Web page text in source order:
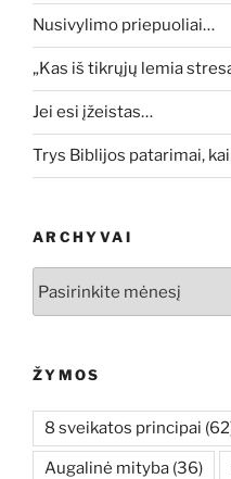
Nusivylimo priepuoliai…
„Kas iš tikrųjų lemia
Jei esi įžeistas…
Trys Biblijos patarimai,
ARCHYVAI
ŽYMOS
8 sveikatos principai
Augalinė mityba (36)